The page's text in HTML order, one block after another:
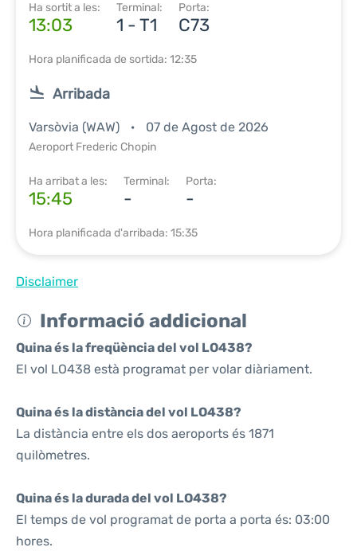
Ha sortit a les:
13:03
Terminal:
1 - T1
Porta:
C73
Hora planificada de sortida: 12:35
Arribada
Varsòvia (WAW) 07 de Agost de 2026
Aeroport Frederic Chopin
Ha arribat a les:
15:45
Terminal:
-
Porta:
-
Hora planificada d'arribada: 15:35
Disclaimer
Informació addicional
Quina és la freqüència del vol LO438?
El vol LO438 està programat per volar diàriament.
Quina és la distància del vol LO438?
La distància entre els dos aeroports és 1871
quilòmetres.
Quina és la durada del vol LO438?
El temps de vol programat de porta a porta és: 03:00
hores.